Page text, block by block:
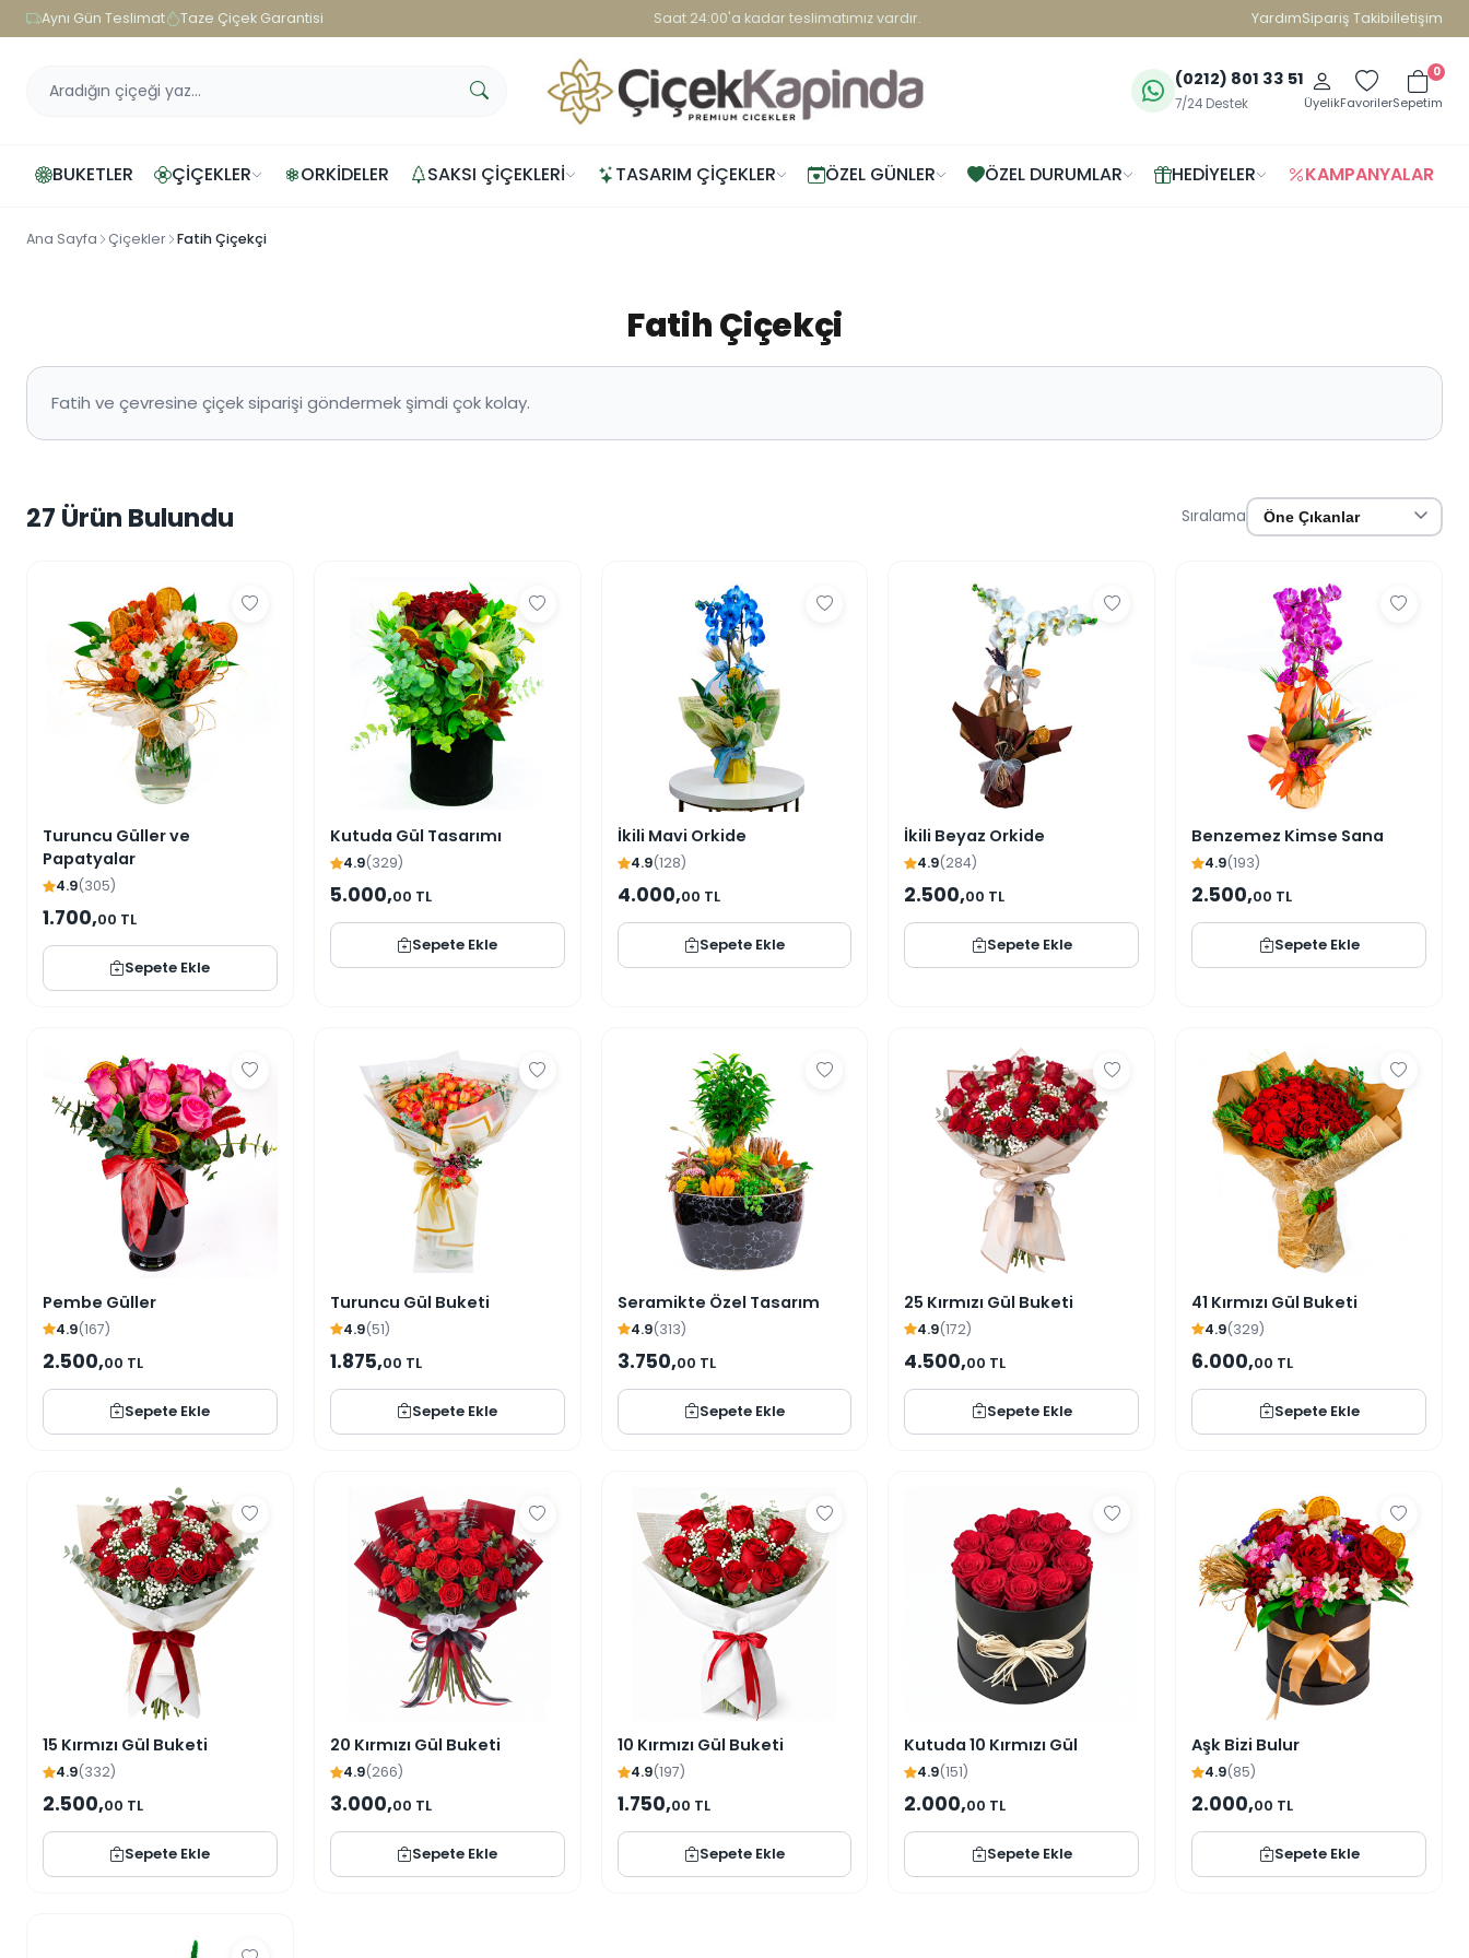
Aynı Gün Teslimat Taze Çiçek Garantisi Saat 24:00'a kadar teslimatımız vardır. YardımSipariş Takibiİletişim
(0212) 801 33 51
7/24 Destek ÜyelikFavoriler
0
Sepetim
BUKETLER ÇIÇEKLER ORKIDELER SAKSI ÇIÇEKLERI TASARIM ÇIÇEKLER ÖZEL GÜNLER ÖZEL DURUMLAR HEDIYELER KAMPANYALAR
Ana Sayfa Çiçekler Fatih Çiçekçi
Fatih Çiçekçi
Fatih ve çevresine çiçek siparişi göndermek şimdi çok kolay.
27 Ürün Bulundu Sıralama
Turuncu Güller ve
Papatyalar
4.9(305)
1.700,00 TL
Sepete Ekle
Kutuda Gül Tasarımı
4.9(329)
5.000,00 TL
Sepete Ekle
İkili Mavi Orkide
4.9(128)
4.000,00 TL
Sepete Ekle
İkili Beyaz Orkide
4.9(284)
2.500,00 TL
Sepete Ekle
Benzemez Kimse Sana
4.9(193)
2.500,00 TL
Sepete Ekle
Pembe Güller
4.9(167)
2.500,00 TL
Sepete Ekle
Turuncu Gül Buketi
4.9(51)
1.875,00 TL
Sepete Ekle
Seramikte Özel Tasarım
4.9(313)
3.750,00 TL
Sepete Ekle
25 Kırmızı Gül Buketi
4.9(172)
4.500,00 TL
Sepete Ekle
41 Kırmızı Gül Buketi
4.9(329)
6.000,00 TL
Sepete Ekle
15 Kırmızı Gül Buketi
4.9(332)
2.500,00 TL
Sepete Ekle
20 Kırmızı Gül Buketi
4.9(266)
3.000,00 TL
Sepete Ekle
10 Kırmızı Gül Buketi
4.9(197)
1.750,00 TL
Sepete Ekle
Kutuda 10 Kırmızı Gül
4.9(151)
2.000,00 TL
Sepete Ekle
Aşk Bizi Bulur
4.9(85)
2.000,00 TL
Sepete Ekle